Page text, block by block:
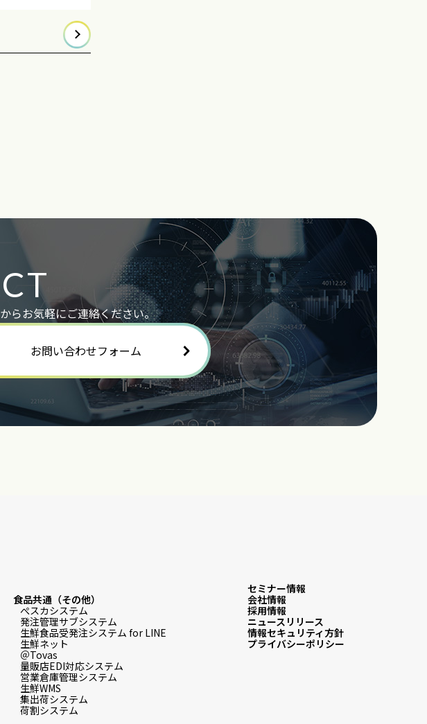
らお気軽にご連絡ください。
お問い合わせフォーム
食品共通（その他）
ぺスカシステム
発注管理サブシステム
生鮮食品受発注システム for LINE
生鮮ネット
＠Tovas
量販店EDI対応システム
営業倉庫管理システム
生鮮WMS
集出荷システム
荷割システム
セミナー情報
会社情報
採用情報
ニュースリリース
情報セキュリティ方針
プライバシーポリシー